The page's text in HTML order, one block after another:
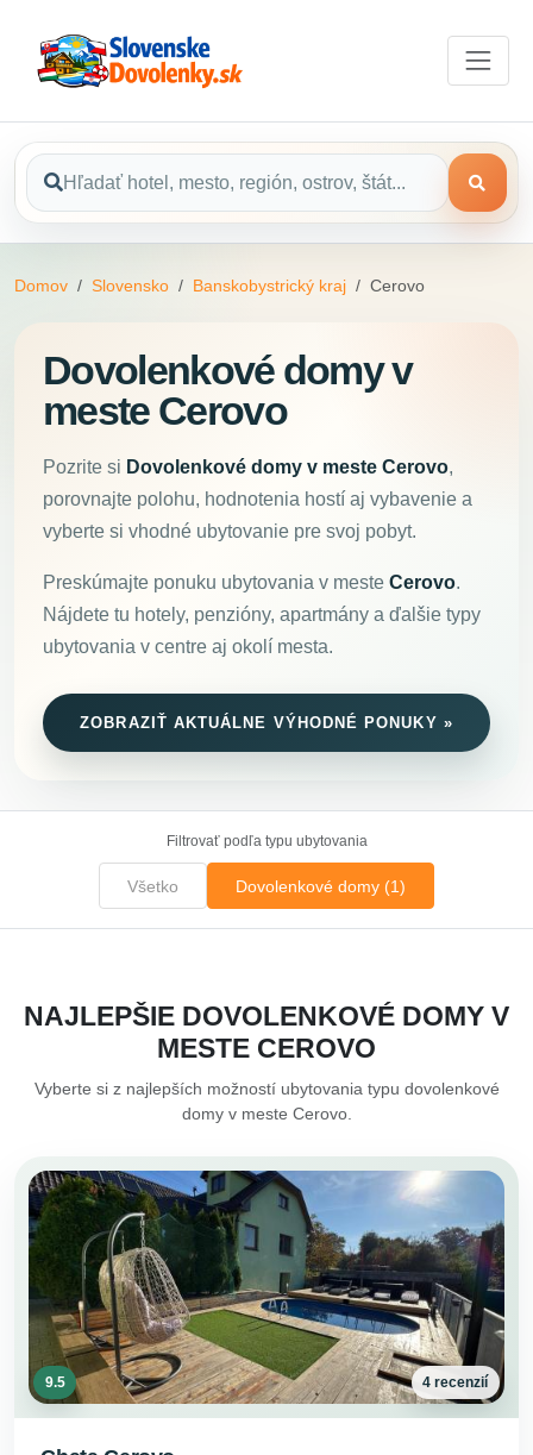
Domov Slovensko Banskobystrický kraj Cerovo
Dovolenkové domy v
meste Cerovo
Pozrite si Dovolenkové domy v meste Cerovo,
porovnajte polohu, hodnotenia hostí aj vybavenie a
vyberte si vhodné ubytovanie pre svoj pobyt.
Preskúmajte ponuku ubytovania v meste Cerovo.
Nájdete tu hotely, penzióny, apartmány a ďalšie typy
ubytovania v centre aj okolí mesta.
ZOBRAZIŤ AKTUÁLNE VÝHODNÉ PONUKY »
Filtrovať podľa typu ubytovania
Všetko Dovolenkové domy (1)
NAJLEPŠIE DOVOLENKOVÉ DOMY V
MESTE CEROVO
Vyberte si z najlepších možností ubytovania typu dovolenkové
domy v meste Cerovo.
9.5 4 recenzií